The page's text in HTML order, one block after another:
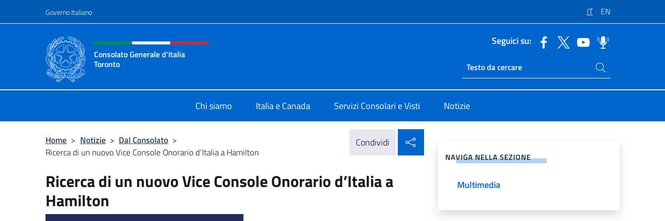
Governo Italiano IT EN
Intestazione sito, social e menù
Consolato Generale d'Italia
Toronto
Seguici su:
Ricerca sito live
Cerca nel sito
Chi siamo Italia e Canada Servizi Consolari e Visti Notizie
Home > Notizie > Dal Consolato >
Ricerca di un nuovo Vice Console Onorario d’Italia a Hamilton
Condividi
Ricerca di un nuovo Vice Console Onorario d’Italia a
Hamilton
NAVIGA NELLA SEZIONE
Multimedia